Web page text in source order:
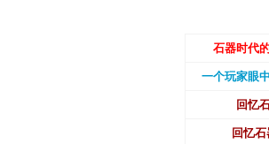
石器时代
一个玩家眼
回忆
回忆